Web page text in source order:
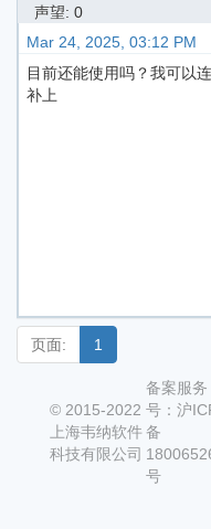
声望: 0
Mar 24, 2025, 03:12 PM
目前还能使用吗？我可以
补上
页面: 1
© 2015-2022
上海韦纳软件
科技有限公司
备案服务
号：沪
备
号